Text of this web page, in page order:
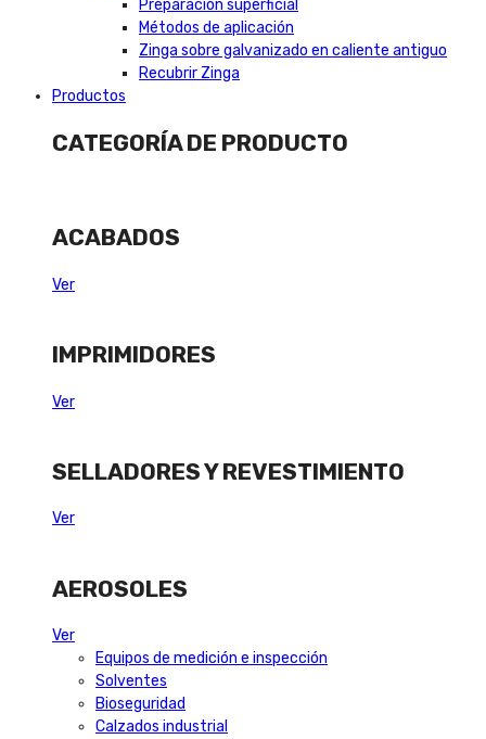
Preparación superficial
Métodos de aplicación
Zinga sobre galvanizado en caliente antiguo
Recubrir Zinga
Productos
CATEGORÍA DE PRODUCTO
ACABADOS
Ver
IMPRIMIDORES
Ver
SELLADORES Y REVESTIMIENTO
Ver
AEROSOLES
Ver
Equipos de medición e inspección
Solventes
Bioseguridad
Calzados industrial